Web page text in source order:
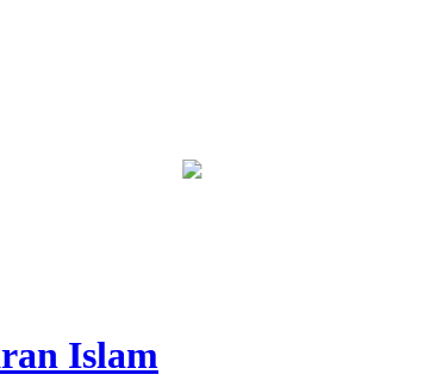
Tegas Kebakaran Savana Bromo Capai
Islam